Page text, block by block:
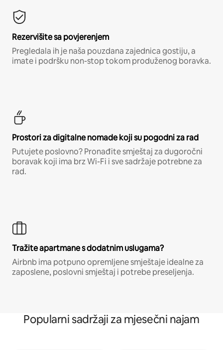
Rezervišite sa povjerenjem
Pregledala ih je naša pouzdana zajednica gostiju, a
imate i podršku non-stop tokom produženog boravka.
Prostori za digitalne nomade koji su pogodni za rad
Putujete poslovno? Pronađite smještaj za dugoročni
boravak koji ima brz Wi-Fi i sve sadržaje potrebne za
rad.
Tražite apartmane s dodatnim uslugama?
Airbnb ima potpuno opremljene smještaje idealne za
zaposlene, poslovni smještaj i potrebe preseljenja.
Popularni sadržaji za mjesečni najam